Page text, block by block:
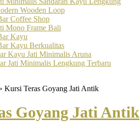
Kursi Teras Goyang Jati Antik
Goyang Jati Antik